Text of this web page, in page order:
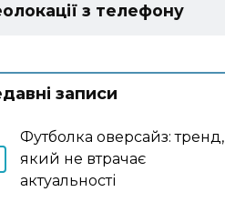
з телефону
записи
Футболка оверсайз: тренд,
який не втрачає
актуальності